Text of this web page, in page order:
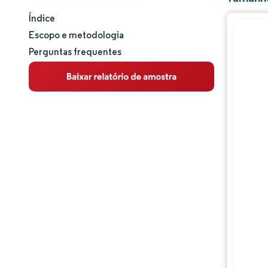
Tamanho e participação de mercado
Análise de mercado
Tendências e insights
Índice
Escopo e metodologia
Perguntas frequentes